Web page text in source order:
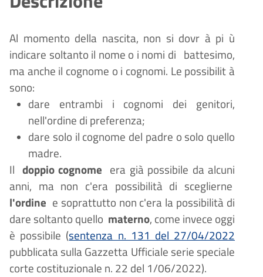
Al momento della nascita, non si dovr à pi ù
indicare soltanto il nome o i nomi di battesimo,
ma anche il cognome o i cognomi. Le possibilità
sono:
dare entrambi i cognomi dei genitori,
nell'ordine di preferenza;
dare solo il cognome del padre o solo quello
madre.
Il doppio cognome era già possibile da alcuni
anni, ma non c'era possibilità di sceglierne
l'ordine e soprattutto non c'era la possibilità di
dare soltanto quello materno, come invece oggi
è possibile (sentenza n. 131 del 27/04/2022
pubblicata sulla Gazzetta Ufficiale serie speciale
corte costituzionale n. 22 del 1/06/2022).